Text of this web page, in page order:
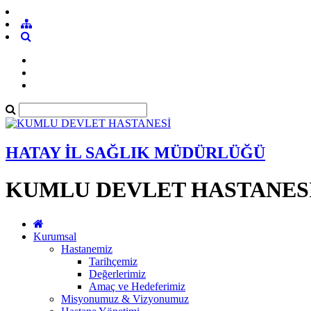
HATAY İL SAĞLIK MÜDÜRLÜĞÜ
KUMLU DEVLET
Kurumsal
Hastanemiz
Tarihçemiz
Değerlerimiz
Amaç ve Hedeferimiz
Misyonumuz & Vizyonumuz